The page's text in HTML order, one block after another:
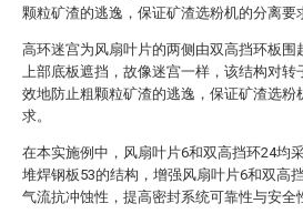
颗粒矿渣的逃逸，保证矿渣选粉机的分离要
高环迷宫为风扇叶片的两侧由双高挡环板围
上部底板遮挡，故像迷宫一样，该结构对转
效地防止粗颗粒矿渣的逃逸，保证矿渣选粉
求。
在本实施例中，风扇叶片6和双高挡环24均
堆焊钢板53的结构，增强风扇叶片6和双高
气流抗冲蚀性，提高密封系统可靠性与安全